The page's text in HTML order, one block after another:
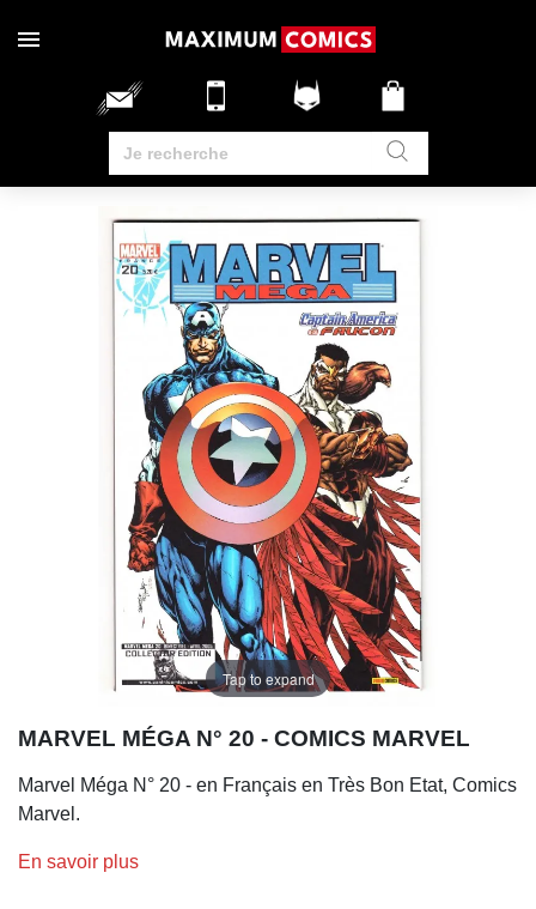
Tap to expand
MARVEL MÉGA N° 20 - COMICS MARVEL
Marvel Méga N° 20 - en Français en Très Bon Etat, Comics
Marvel.
En savoir plus